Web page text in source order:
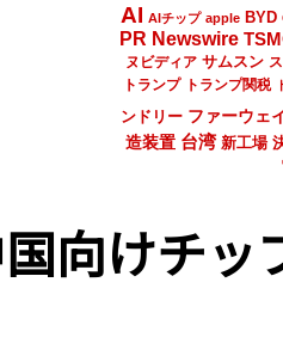
AI AIチップ apple BYD
PR Newswire
ヌビディア サムスン
トランプ
トランプ関税
ンドリー ファーウェ
造装置 台湾 新工場
向けチ